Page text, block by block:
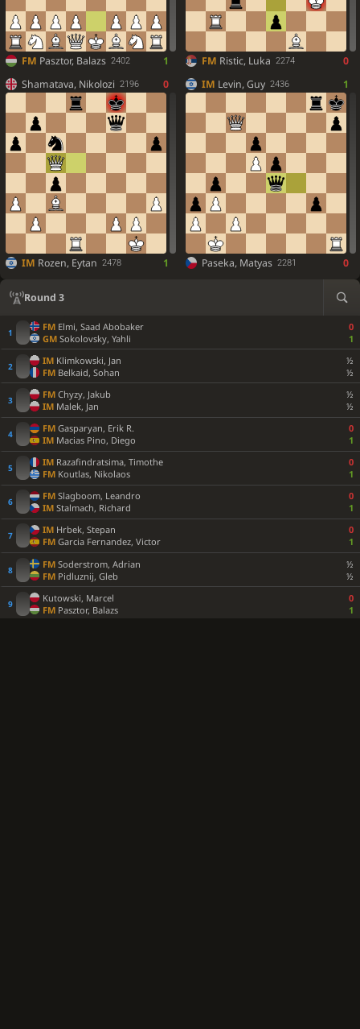
FM Pasztor, Balazs 2402 1 FM Ristic, Luka 2274
0
Shamatava, Nikolozi 2196 0
IM Rozen, Eytan 2478 1
IM Levin, Guy 2436 1
Paseka, Matyas 2281 0
Round 3
FM Elmi, Saad Abobaker
0
GM Sokolovsky, Yahli
1
IM Klimkowski, Jan
½
FM Belkaid, Sohan
½
FM Chyzy, Jakub
½
IM Malek, Jan
½
FM Gasparyan, Erik R.
0
IM Macias Pino, Diego
1
IM Razafindratsima, Timothe
0
FM Koutlas, Nikolaos
1
FM Slagboom, Leandro
0
IM Stalmach, Richard
1
IM Hrbek, Stepan
0
FM Garcia Fernandez, Victor
1
FM Soderstrom, Adrian
½
FM Pidluznij, Gleb
½
Kutowski, Marcel
0
FM Pasztor, Balazs
1